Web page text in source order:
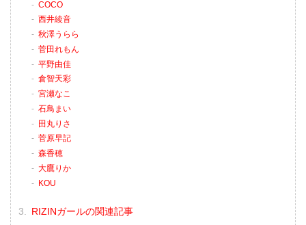
COCO
西井綾音
秋澤うらら
菅田れもん
平野由佳
倉智天彩
宮瀬なこ
石鳥まい
田丸りさ
菅原早記
森香穂
大鷹りか
KOU
RIZINガールの関連記事